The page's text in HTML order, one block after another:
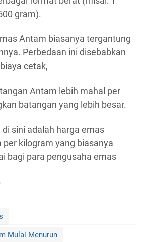
gram).
Antam biasanya tergantung
Perbedaan ini disebabkan
cetak,
Antam lebih mahal per
batangan yang lebih besar.
sini adalah harga emas
per kilogram yang biasanya
bagi para pengusaha emas
Mulai Menurun